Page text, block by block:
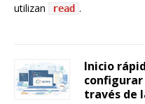
utilizan
read .
Inicio
configurar
través de